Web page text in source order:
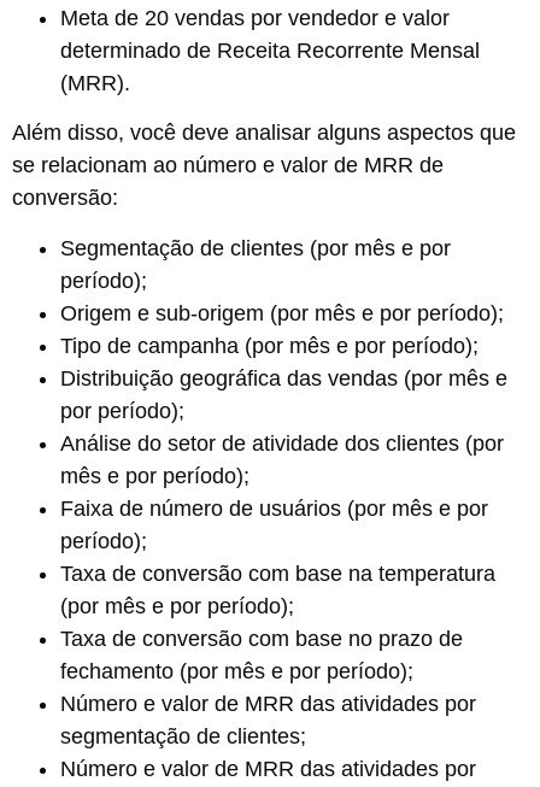
Meta de 20 vendas por vendedor e valor
determinado de Receita Recorrente Mensal
(MRR).
Além disso, você deve analisar alguns aspectos que
se relacionam ao número e valor de MRR de
conversão:
Segmentação de clientes (por mês e por
período);
Origem e sub-origem (por mês e por período);
Tipo de campanha (por mês e por período);
Distribuição geográfica das vendas (por mês e
por período);
Análise do setor de atividade dos clientes (por
mês e por período);
Faixa de número de usuários (por mês e por
período);
Taxa de conversão com base na temperatura
(por mês e por período);
Taxa de conversão com base no prazo de
fechamento (por mês e por período);
Número e valor de MRR das atividades por
segmentação de clientes;
Número e valor de MRR das atividades por